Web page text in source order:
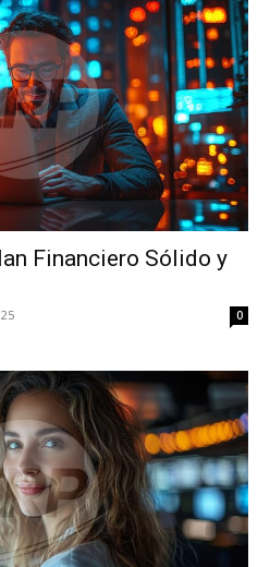
Financiero Sólido y
0